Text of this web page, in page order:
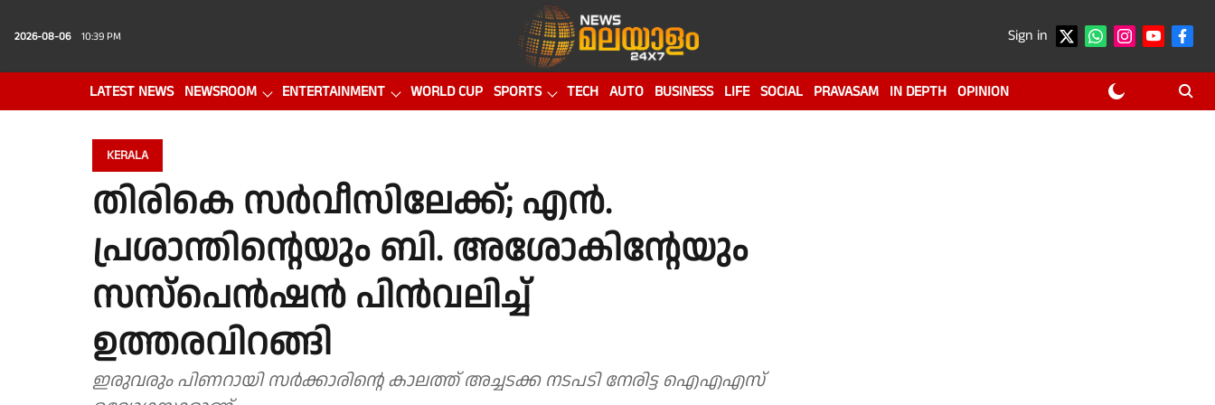
2026-08-06 10:39 PM Sign in
LATEST NEWS NEWSROOM ENTERTAINMENT WORLD CUP SPORTS TECH AUTO BUSINESS LIFE SOCIAL PRAVASAM IN DEPTH OPINION
KERALA
തിരികെ സർവീസിലേക്ക്; എൻ.
പ്രശാന്തിൻ്റെയും ബി. അശോകിൻ്റേയും
സസ്പെൻഷൻ പിൻവലിച്ച്
ഉത്തരവിറങ്ങി
ഇരുവരും പിണറായി സര്‍ക്കാരിൻ്റെ കാലത്ത് അച്ചടക്ക നടപടി നേരിട്ട ഐഎഎസ്